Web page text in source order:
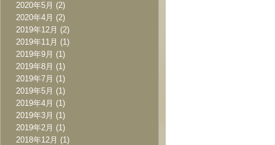
2020年5月 (2)
2020年4月 (2)
2019年12月 (2)
2019年11月 (1)
2019年9月 (1)
2019年8月 (1)
2019年7月 (1)
2019年5月 (1)
2019年4月 (1)
2019年3月 (1)
2019年2月 (1)
2018年12月 (1)